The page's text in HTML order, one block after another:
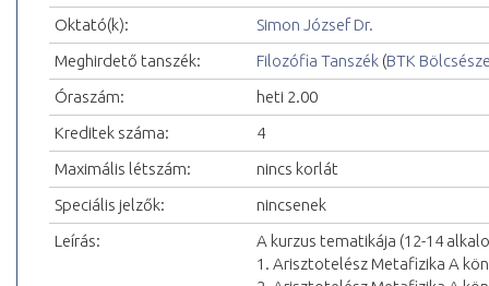
Oktató(k):
Simon József Dr.
Meghirdető tanszék:
Filozófia Tanszék (BTK
Óraszám:
heti 2.00
Kreditek száma:
4
Maximális létszám:
nincs korlát
Speciális jelzők:
nincsenek
Leírás:
A kurzus tematikája (12-14
1. Arisztotelész Metafizika A